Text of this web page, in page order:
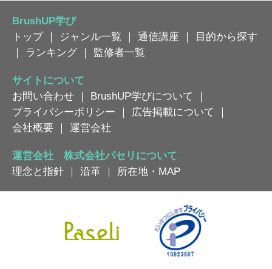
BrushUP学び
トップ｜ ジャンル一覧 ｜ 通信講座 ｜
目的から探す
｜
ランキング ｜ 監修者一覧
サイトについて
お問い合わせ ｜ BrushUP学びについて
｜
プライバシーポリシー ｜ 広告掲載について
｜
会社概要 ｜ 運営会社
運営会社 株式会社パセリについて
理念と指針 ｜ 沿革 ｜ 所在地・MAP